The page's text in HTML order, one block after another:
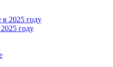
году